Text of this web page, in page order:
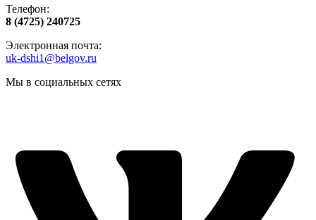
Телефон:
8 (4725) 240725
Электронная почта:
uk-dshi1@belgov.ru
Мы в социальных сетях